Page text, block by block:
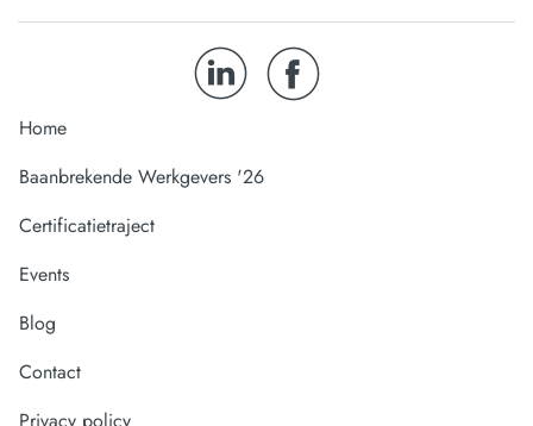
Home
Baanbrekende Werkgevers '26
Certificatietraject
Events
Blog
Contact